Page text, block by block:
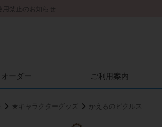
禁止のお知らせ
オーダー ご利用案内
★キャラクターグッズ かえるのピクルス